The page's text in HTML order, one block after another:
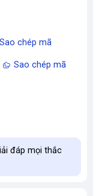
Sao chép mã
Sao chép mã
đáp mọi thắc